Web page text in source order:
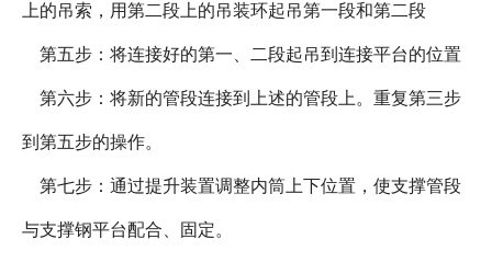
上的吊索，用第二段上的吊装环起吊第一段和第二段
第五步：将连接好的第一、二段起吊到连接平台的位置
第六步：将新的管段连接到上述的管段上。重复第三步
到第五步的操作。
第七步：通过提升装置调整内筒上下位置，使支撑管段
与支撑钢平台配合、固定。